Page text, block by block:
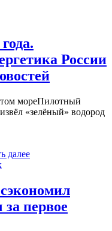
России
мореПилотный
«зелёный» водород
далее
первое